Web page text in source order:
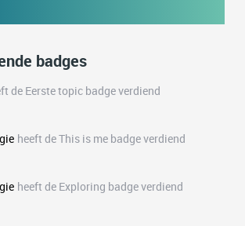
badges
de Eerste topic badge verdiend
heeft de This is me badge verdiend
heeft de Exploring badge verdiend